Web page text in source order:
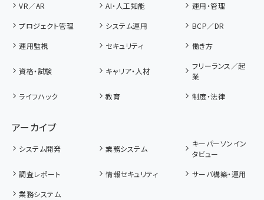
VR／AR
AI・人工知能
運用・管理
プロジェクト管理
システム運用
BCP／DR
運用監視
セキュリティ 働き方
資格・試験 キャリア・人材
フリーランス／起
業
ライフハック
教育 制度・法律
アーカイブ
システム開発 業務システム
キーパーソンイン
タビュー
調査レポート
情報セキュリティ
サーバ構築・運用
業務システム